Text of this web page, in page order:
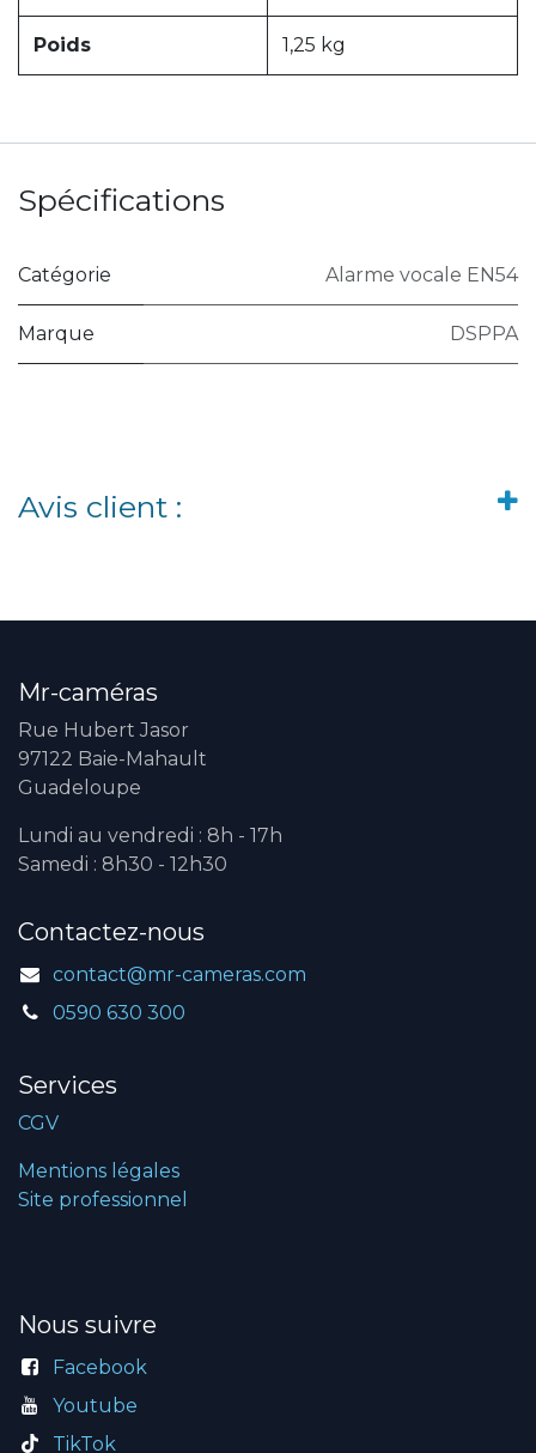
Poids 1,25 kg
Spécifications
Catégorie Alarme vocale EN54
Marque DSPPA
Avis client :
Mr-caméras
Rue Hubert Jasor
97122 Baie-Mahault
Guadeloupe
Lundi au vendredi : 8h - 17h
Samedi : 8h30 - 12h30
Contactez-nous
contact@mr-cameras.com
0590 630 300
Services
CGV
Mentions légales
Site professionnel
Nous suivre
Facebook
Youtube
TikTok